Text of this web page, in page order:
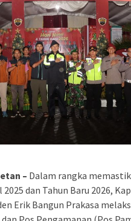
– Dalam rangka
dan Tahun Baru 2026,
Erik Bangun Prakasa